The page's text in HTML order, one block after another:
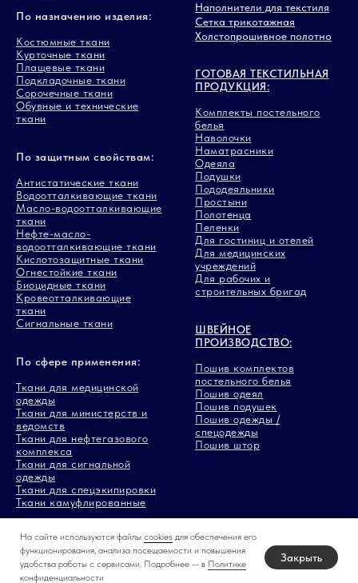
По назначению изделия:
Костюмные ткани
Курточные ткани
Плащевые ткани
Подкладочные ткани
Сорочечные ткани
Обувные и технические
ткани
По защитным свойствам:
Антистатические ткани
Водоотталкивающие ткани
Масло-водоотталкивающие
ткани
Нефте-масло-
водоотталкивающие ткани
Кислотозащитные ткани
Огнестойкие ткани
Биоцидные ткани
Кровеотталкивающие
ткани
Сигнальные ткани
По сфере применения:
Ткани для медицинской
одежды
Ткани для министерств и
ведомств
Ткани для нефтегазового
комплекса
Ткани для сигнальной
одежды
Ткани для спецэкипировки
Ткани камуфлированные
Наполнители для текстиля
Сетка трикотажная
Холстопрошивное полотно
ГОТОВАЯ ТЕКСТИЛЬНАЯ
ПРОДУКЦИЯ:
Комплекты постельного
белья
Наволочки
Наматрасники
Одеяла
Подушки
Пододеяльники
Простыни
Полотенца
Пеленки
Для гостиниц и отелей
Для медицинских
учреждений
Для рабочих и
строительных бригад
ШВЕЙНОЕ
ПРОИЗВОДСТВО:
Пошив комплектов
постельного белья
Пошив одеял
Пошив подушек
Пошив одежды /
спецодежды
Пошив штор
© Все права защищены ООО «Лиана»
На сайте используются файлы cookies для обеспечения его
функционирования, анализа посещаемости и повышения
удобства работы с сервисами. Подробнее — в Политике
конфиденциальности
Закрыть